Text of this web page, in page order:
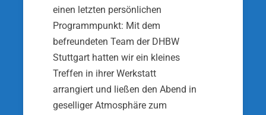
einen letzten persönlichen
Programmpunkt: Mit dem
befreundeten Team der DHBW
Stuttgart hatten wir ein kleines
Treffen in ihrer Werkstatt
arrangiert und ließen den Abend in
geselliger Atmosphäre zum